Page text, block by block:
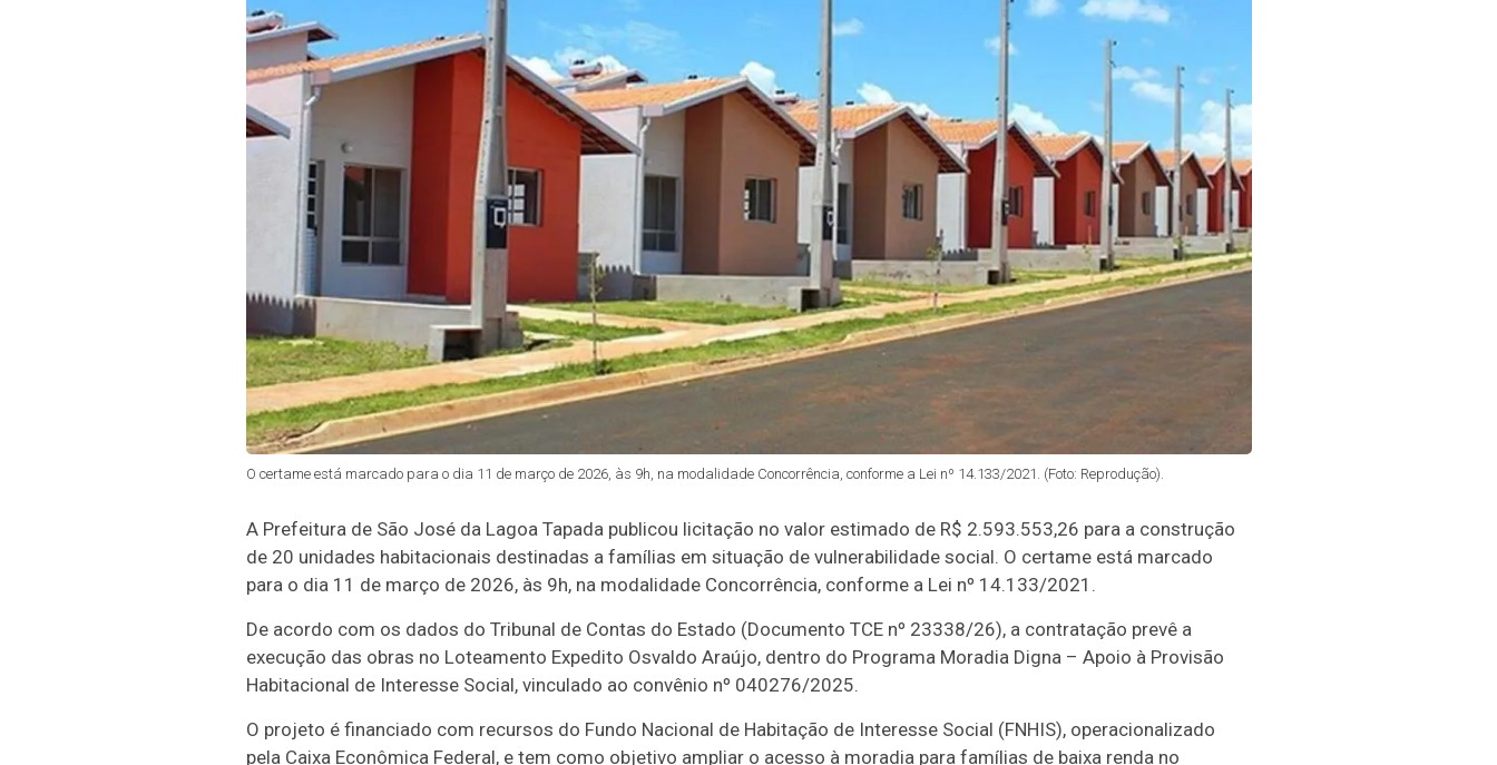
O certame está marcado para o dia 11 de março de 2026, às 9h, na modalidade Concorrência, conforme a Lei nº 14.133/2021. (Foto: Reprodução).
A Prefeitura de São José da Lagoa Tapada publicou licitação no valor estimado de R$ 2.593.553,26 para a construção
de 20 unidades habitacionais destinadas a famílias em situação de vulnerabilidade social. O certame está marcado
para o dia 11 de março de 2026, às 9h, na modalidade Concorrência, conforme a Lei nº 14.133/2021.
De acordo com os dados do Tribunal de Contas do Estado (Documento TCE nº 23338/26), a contratação prevê a
execução das obras no Loteamento Expedito Osvaldo Araújo, dentro do Programa Moradia Digna – Apoio à Provisão
Habitacional de Interesse Social, vinculado ao convênio nº 040276/2025.
O projeto é financiado com recursos do Fundo Nacional de Habitação de Interesse Social (FNHIS), operacionalizado
pela Caixa Econômica Federal, e tem como objetivo ampliar o acesso à moradia para famílias de baixa renda no